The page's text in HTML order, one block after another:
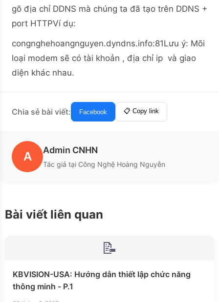
gõ địa chỉ DDNS mà chúng ta đã tạo trên DDNS +
port HTTPVí dụ:
congnghehoangnguyen.dyndns.info:81Lưu ý: Mõi
loại modem sẽ có tài khoản , địa chỉ ip và giao
diện khác nhau.
Chia sẻ bài viết: Facebook 📋 Copy link
A Admin CNHN
Tác giả tại Công Nghệ Hoàng Nguyễn
Bài viết liên quan
📝
KBVISION-USA: Hướng dẫn thiết lập chức năng
thông minh - P.1